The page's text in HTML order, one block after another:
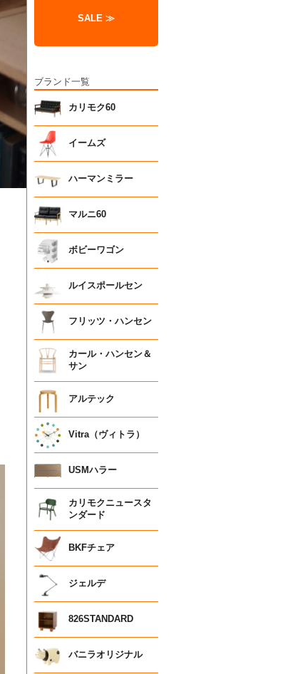
SALE ≫
ブランド一覧
カリモク60
イームズ
ハーマンミラー
マルニ60
ボビーワゴン
ルイスポールセン
フリッツ・ハンセン
カール・ハンセン＆
サン
アルテック
Vitra（ヴィトラ）
USMハラー
カリモクニュースタ
ンダード
BKFチェア
ジェルデ
826STANDARD
バニラオリジナル